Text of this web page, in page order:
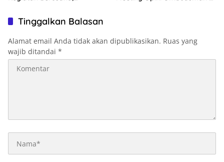
Tinggalkan Balasan
Alamat email Anda tidak akan dipublikasikan. Ruas yang
wajib ditandai *